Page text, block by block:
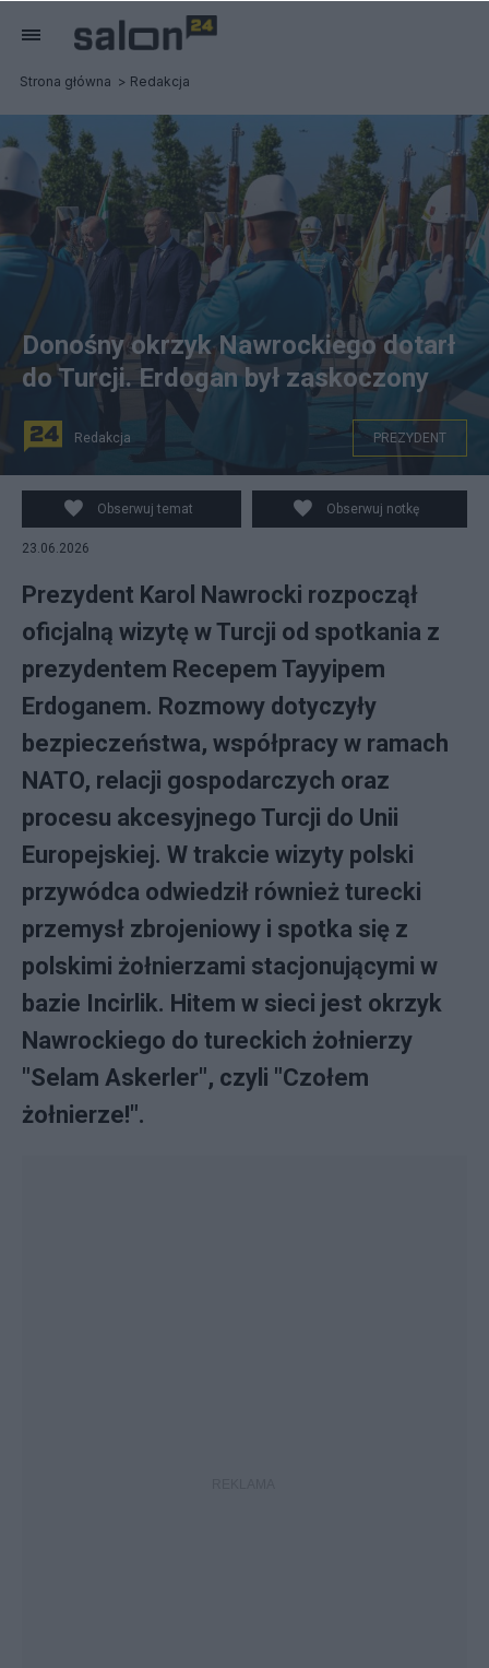
Strona główna Redakcja
Donośny okrzyk Nawrockiego dotarł
do Turcji. Erdogan był zaskoczony
Redakcja PREZYDENT
Obserwuj temat Obserwuj notkę
23.06.2026
Prezydent Karol Nawrocki rozpoczął
oficjalną wizytę w Turcji od spotkania z
prezydentem Recepem Tayyipem
Erdoganem. Rozmowy dotyczyły
bezpieczeństwa, współpracy w ramach
NATO, relacji gospodarczych oraz
procesu akcesyjnego Turcji do Unii
Europejskiej. W trakcie wizyty polski
przywódca odwiedził również turecki
przemysł zbrojeniowy i spotka się z
polskimi żołnierzami stacjonującymi w
bazie Incirlik. Hitem w sieci jest okrzyk
Nawrockiego do tureckich żołnierzy
"Selam Askerler", czyli "Czołem
żołnierze!".